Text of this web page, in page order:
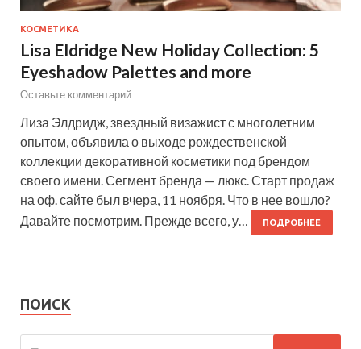
КОСМЕТИКА
Lisa Eldridge New Holiday Collection: 5
Eyeshadow Palettes and more
Оставьте комментарий
Лиза Элдридж, звездный визажист с многолетним
опытом, объявила о выходе рождественской
коллекции декоративной косметики под брендом
своего имени. Сегмент бренда — люкс. Старт продаж
на оф. сайте был вчера, 11 ноября. Что в нее вошло?
Давайте посмотрим. Прежде всего, у…
ПОДРОБНЕЕ
ПОИСК